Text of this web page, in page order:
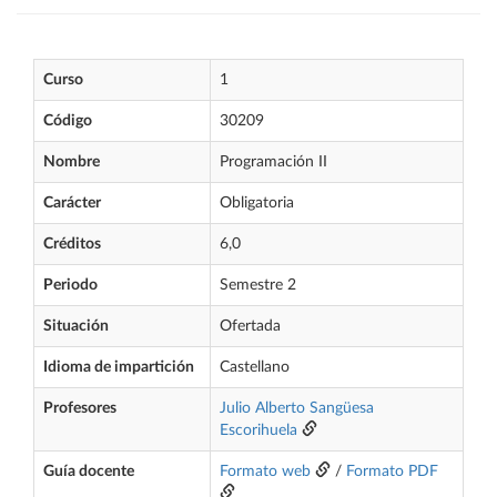
Curso 1
Código 30209
Nombre Programación II
Carácter Obligatoria
Créditos 6,0
Periodo Semestre 2
Situación Ofertada
Idioma de impartición Castellano
Profesores
Julio Alberto Sangüesa
Escorihuela
Guía docente Formato web / Formato PDF